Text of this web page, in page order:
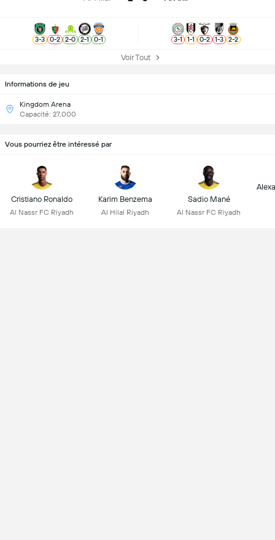
Informations de jeu
Kingdom Arena
Capacité: 27,000
3-3 0-2 2-0 2-1 0-1 3-1 1-1 0-2 1-3 2-2
Voir Tout
Vous pourriez être intéressé par
Cristiano Ronaldo
Al Nassr FC Riyadh
Karim Benzema
Al Hilal Riyadh
Sadio Mané
Al Nassr FC Riyadh